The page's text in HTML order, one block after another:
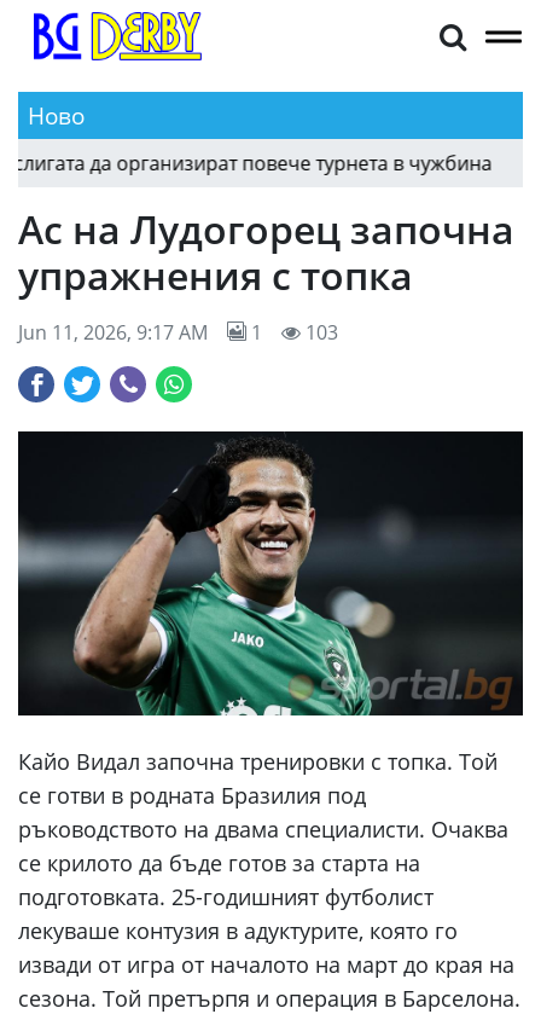
Ново
да организират повече турнета в чужбина
Ас на Лудогорец започна
упражнения с топка
Jun 11, 2026, 9:17 AM 1 103
Кайо Видал започна тренировки с топка. Той
се готви в родната Бразилия под
ръководството на двама специалисти. Очаква
се крилото да бъде готов за старта на
подготовката. 25-годишният футболист
лекуваше контузия в адуктурите, която го
извади от игра от началото на март до края на
сезона. Той претърпя и операция в Барселона.